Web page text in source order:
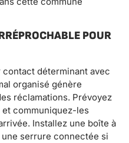
POUR
contact déterminant avec
organisé génère
réclamations. Prévoyez
communiquez-les
Installez une boîte à
serrure connectée si